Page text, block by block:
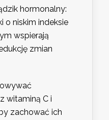
hormonalny:
o niskim indeksie
wspierają
zmian
witaminą C i
zachować ich